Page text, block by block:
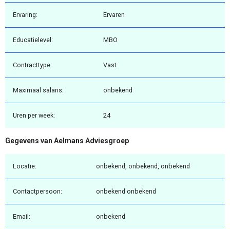
Ervaring: Ervaren
Educatielevel: MBO
Contracttype: Vast
Maximaal salaris: onbekend
Uren per week: 24
Gegevens van Aelmans Adviesgroep
Locatie: onbekend, onbekend, onbekend
Contactpersoon: onbekend onbekend
Email: onbekend